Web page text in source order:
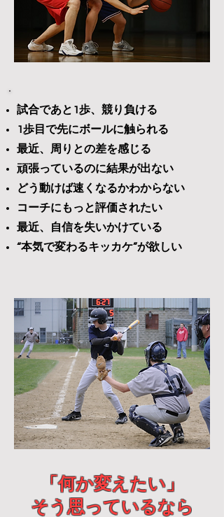
試合であと1歩、競り負ける
1歩目で先にボールに触られる
最近、周りとの差を感じる
頑張っているのに結果が出ない
どう動けば速くなるかわからない
コーチにもっと評価されたい
最近、自信を失いかけている
“本気で変わるキッカケ”が欲しい
「何か変えたい」
そう思っているなら